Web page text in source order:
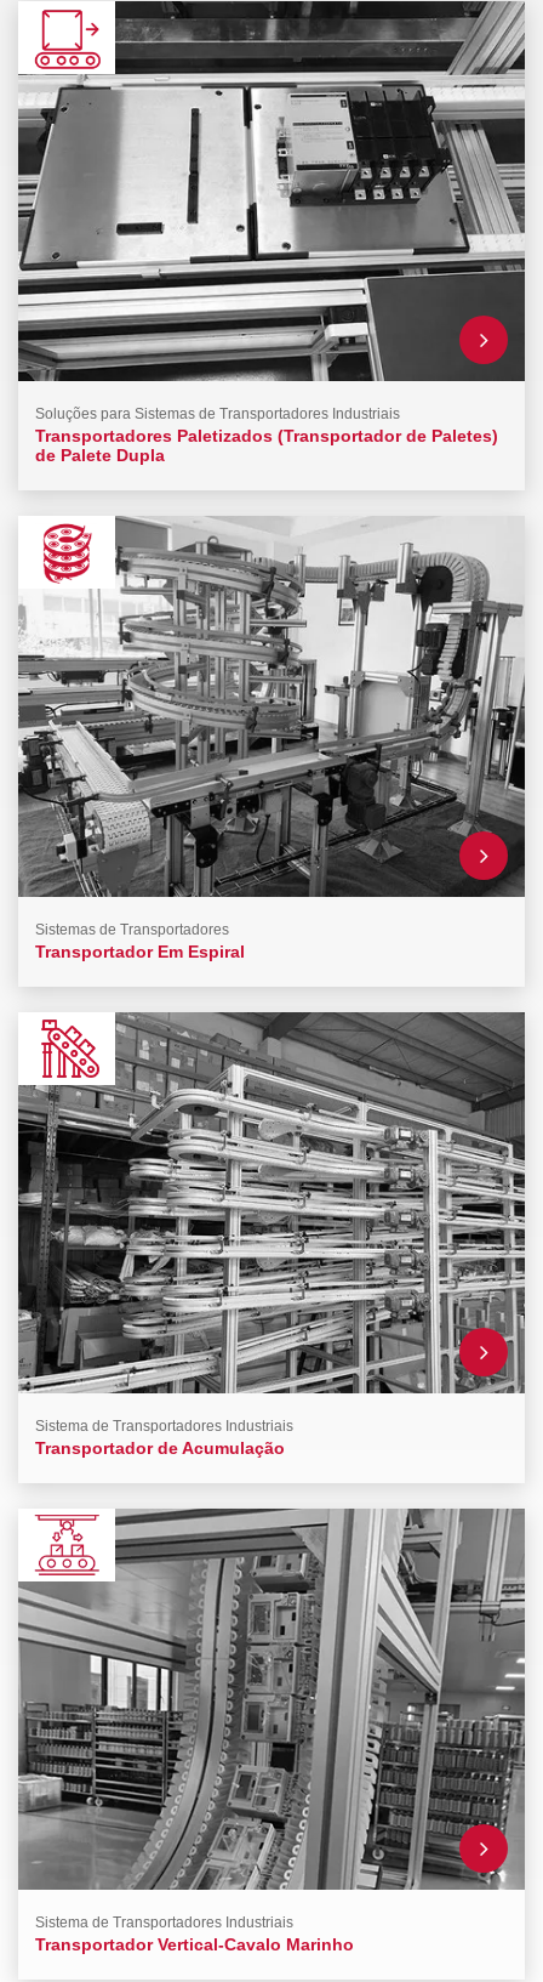
Soluções para Sistemas de Transportadores Industriais
Transportadores Paletizados (Transportador de Paletes)
de Palete Dupla
Sistemas de Transportadores
Transportador Em Espiral
Sistema de Transportadores Industriais
Transportador de Acumulação
Sistema de Transportadores Industriais
Transportador Vertical-Cavalo Marinho